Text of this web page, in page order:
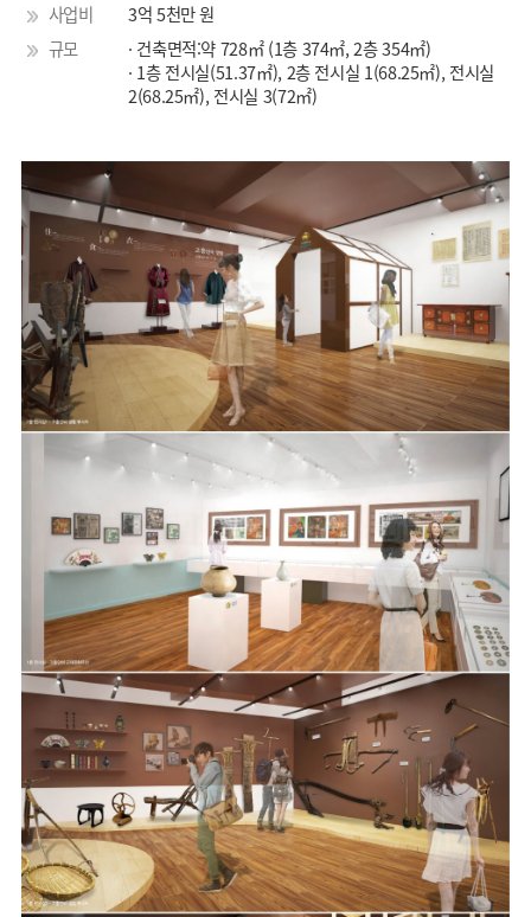
사업비
3억 5천만 원
규모
· 건축면적:약 728㎡ (1층 374㎡, 2층 354㎡)
· 1층 전시실(51.37㎡), 2층 전시실 1(68.25㎡), 전시실
2(68.25㎡), 전시실 3(72㎡)